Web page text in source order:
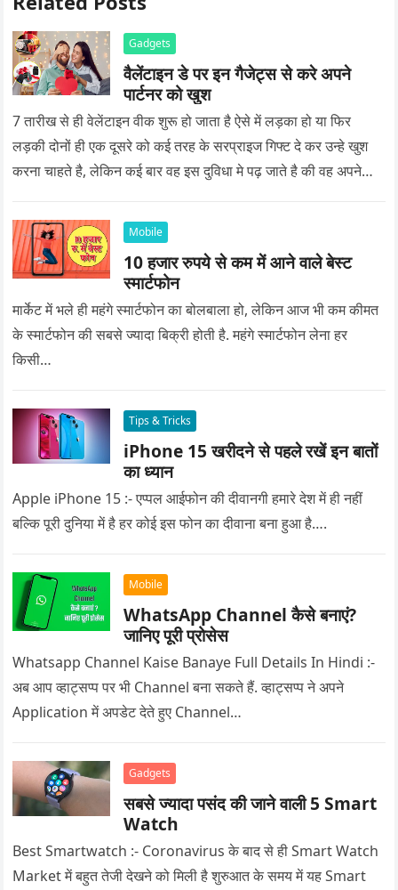
Gadgets
वैलेंटाइन डे पर इन गैजेट्स से करे अपने
पार्टनर को खुश
7 तारीख से ही वेलेंटाइन वीक शुरू हो जाता है ऐसे में लड़का हो या फिर
लड़की दोनों ही एक दूसरे को कई तरह के सरप्राइज गिफ्ट दे कर उन्हे खुश
करना चाहते है, लेकिन कई बार वह इस दुविधा मे पढ़ जाते है की वह अपने
Mobile
10 हजार रुपये से कम में आने वाले बेस्ट
स्मार्टफोन
मार्केट में भले ही महंगे स्मार्टफोन का बोलबाला हो, लेकिन आज भी कम कीमत
के स्मार्टफोन की सबसे ज्यादा बिक्री होती है. महंगे स्मार्टफोन लेना हर
किसी…
Tips & Tricks
iPhone 15 खरीदने से पहले रखें इन बातों
का ध्यान
Apple iPhone 15 :- एप्पल आईफोन की दीवानगी हमारे देश में ही नहीं
बल्कि पूरी दुनिया में है हर कोई इस फोन का दीवाना बना हुआ है….
Mobile
WhatsApp Channel कैसे बनाएं?
जानिए पूरी प्रोसेस
Whatsapp Channel Kaise Banaye Full Details In Hindi :-
अब आप व्हाट्सप्प पर भी Channel बना सकते हैं. व्हाट्सप्प ने अपने
Application में अपडेट देते हुए Channel…
Gadgets
सबसे ज्यादा पसंद की जाने वाली 5 Smart
Watch
Best Smartwatch :- Coronavirus के बाद से ही Smart Watch
Market में बहुत तेजी देखने को मिली है शुरुआत के समय में यह Smart